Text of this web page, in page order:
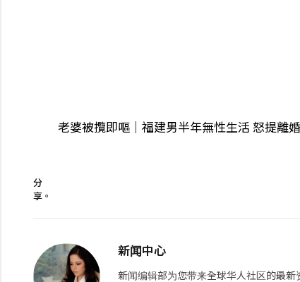
老婆被攬即嘔｜福建男半年無性生活 怒提離
分
享。
新闻中心
新闻编辑部为您带来全球华人社区的最